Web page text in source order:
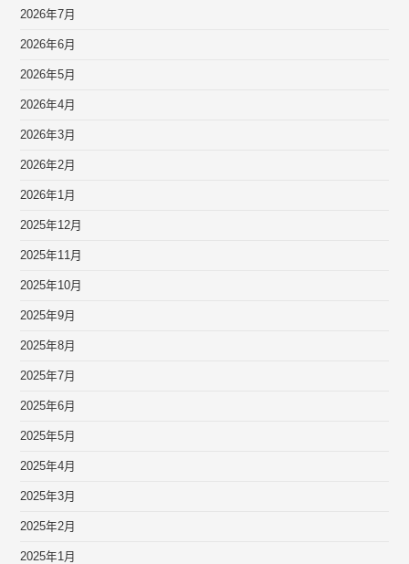
2026年7月
2026年6月
2026年5月
2026年4月
2026年3月
2026年2月
2026年1月
2025年12月
2025年11月
2025年10月
2025年9月
2025年8月
2025年7月
2025年6月
2025年5月
2025年4月
2025年3月
2025年2月
2025年1月